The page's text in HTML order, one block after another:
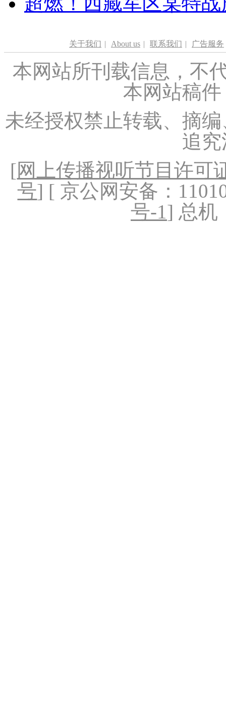
关于我们 | About us | 联系我们 | 广告服务
本网站所刊载信息，不
本网站稿
未经授权禁止转载、摘
追
[网上传播视听节目许可
号] [ 京公网安备：
号-1] 总机